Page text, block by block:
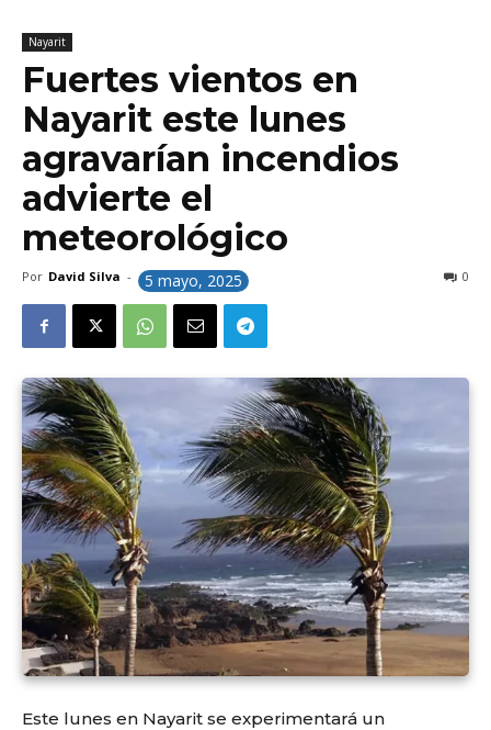
Nayarit
Fuertes vientos en
Nayarit este lunes
agravarían incendios
advierte el
meteorológico
Por David Silva - 5 mayo, 2025 0
Este lunes en Nayarit se experimentará un